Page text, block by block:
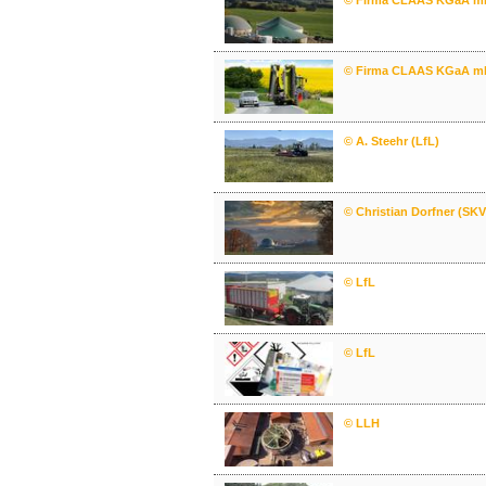
© Firma CLAAS KGaA
© A. Steehr (LfL)
© Christian Dorfner
© LfL
© LfL
© LLH